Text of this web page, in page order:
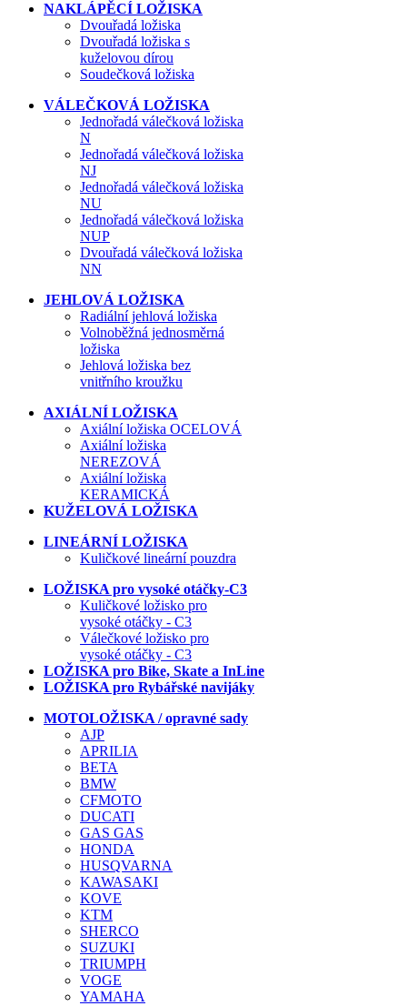
NAKLÁPĚCÍ LOŽISKA
Dvouřadá ložiska
Dvouřadá ložiska s
kuželovou dírou
Soudečková ložiska
VÁLEČKOVÁ LOŽISKA
Jednořadá válečková ložiska
N
Jednořadá válečková ložiska
NJ
Jednořadá válečková ložiska
NU
Jednořadá válečková ložiska
NUP
Dvouřadá válečková ložiska
NN
JEHLOVÁ LOŽISKA
Radiální jehlová ložiska
Volnoběžná jednosměrná
ložiska
Jehlová ložiska bez
vnitřního kroužku
AXIÁLNÍ LOŽISKA
Axiální ložiska OCELOVÁ
Axiální ložiska
NEREZOVÁ
Axiální ložiska
KERAMICKÁ
KUŽELOVÁ LOŽISKA
LINEÁRNÍ LOŽISKA
Kuličkové lineární pouzdra
LOŽISKA pro vysoké otáčky-C3
Kuličkové ložisko pro
vysoké otáčky - C3
Válečkové ložisko pro
vysoké otáčky - C3
LOŽISKA pro Bike, Skate a InLine
LOŽISKA pro Rybářské navijáky
MOTOLOŽISKA / opravné sady
AJP
APRILIA
BETA
BMW
CFMOTO
DUCATI
GAS GAS
HONDA
HUSQVARNA
KAWASAKI
KOVE
KTM
SHERCO
SUZUKI
TRIUMPH
VOGE
YAMAHA